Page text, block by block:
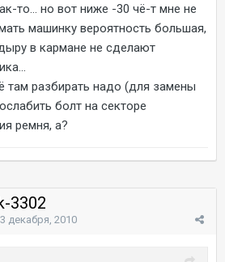
то... но вот ниже -30 чё-т мне не
машинку вероятность большая,
в кармане не сделают
там разбирать надо (для замены
болт на секторе
ремня, а?
3302
декабря, 2010